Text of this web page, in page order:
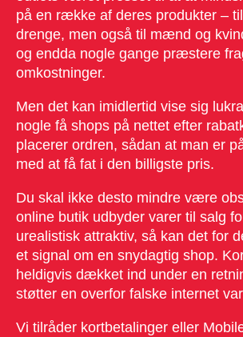
på en række af deres produkter –
drenge, men også til mænd og
og endda nogle gange præstere
omkostninger.
Men det kan imidlertid vise sig
nogle få shops på nettet efter
placerer ordren, sådan at man er
med at få fat i den billigste pris.
Du skal ikke desto mindre være
online butik udbyder varer til salg
urealistisk attraktiv, så kan det for
et signal om en snydagtig shop.
heldigvis dækket ind under en
støtter en overfor falske internet
Vi tilråder kortbetalinger eller